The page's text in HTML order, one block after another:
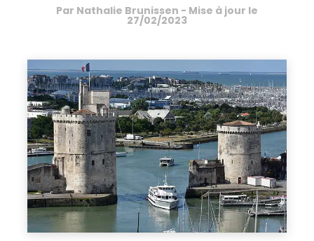
Par Nathalie Brunissen - Mise à jour le
27/02/2023